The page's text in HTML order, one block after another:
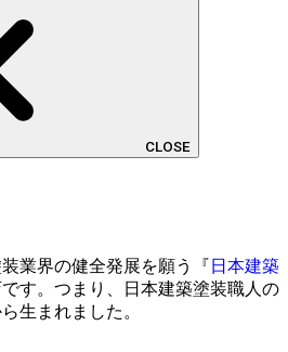
CLOSE
業界の健全発展を願う『 日本建築
です。つまり、日本建築塗装職人の
生まれました。